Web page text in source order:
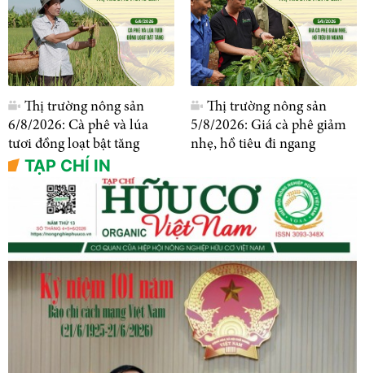
Thị trường nông sản
6/8/2026: Cà phê và lúa
tươi đồng loạt bật tăng
Thị trường nông sản
5/8/2026: Giá cà phê giảm
nhẹ, hồ tiêu đi ngang
TẠP CHÍ IN